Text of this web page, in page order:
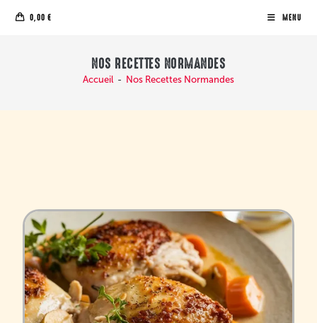
0,00 € MENU
NOS RECETTES NORMANDES
Accueil - Nos Recettes Normandes